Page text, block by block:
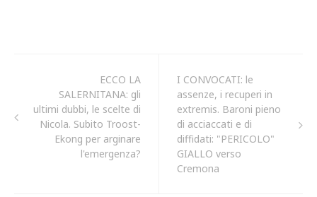
ECCO LA
SALERNITANA: gli
ultimi dubbi, le scelte di
Nicola. Subito Troost-
Ekong per arginare
l'emergenza?
I CONVOCATI: le
assenze, i recuperi in
extremis. Baroni pieno
di acciaccati e di
diffidati: "PERICOLO"
GIALLO verso
Cremona